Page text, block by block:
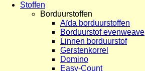
Stoffen
Borduurstoffen
Aïda borduurstoffen
Borduurstof evenweave
Linnen borduurstof
Gerstenkorrel
Domino
Easy-Count